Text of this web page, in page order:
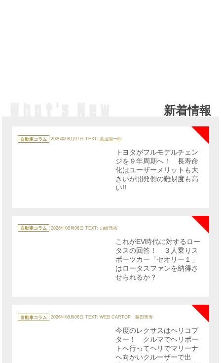
新着情報
テ
ゴ
自動車コラム 2026年08月07日 TEXT: 渡辺陽一郎
NEW
トヨタがフルモデルチェン
ジを９年周期へ！ 長寿命
化はユーザーメリットも大
きいが開発側の難易度も高
い!!
テ
ゴ
自動車コラム 2026年08月06日 TEXT: 山崎元裕
これがEV時代に対するロー
タスの回答！ ３人乗りス
ポーツカー「セオリー１」
はロータスファンを納得さ
せられるか？
テ
ゴ
自動車コラム 2026年08月06日 TEXT: WEB CARTOP 藤田実寿
今度のレクサスはヘリコプ
ター！ クルマでヘリポー
トへ行ってヘリでマリーナ
へ向かいクルーザーで出